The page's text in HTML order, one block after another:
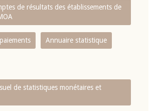
de résultats des établissements de
Annuaire statistique
de statistiques monétaires et